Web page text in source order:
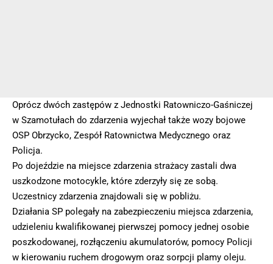
Oprócz dwóch zastępów z Jednostki Ratowniczo-Gaśniczej
w Szamotułach do zdarzenia wyjechał także wozy bojowe
OSP Obrzycko, Zespół Ratownictwa Medycznego oraz
Policja.
Po dojeździe na miejsce zdarzenia strażacy zastali dwa
uszkodzone motocykle, które zderzyły się ze sobą.
Uczestnicy zdarzenia znajdowali się w pobliżu.
Działania SP polegały na zabezpieczeniu miejsca zdarzenia,
udzieleniu kwalifikowanej pierwszej pomocy jednej osobie
poszkodowanej, rozłączeniu akumulatorów, pomocy Policji
w kierowaniu ruchem drogowym oraz sorpcji plamy oleju.